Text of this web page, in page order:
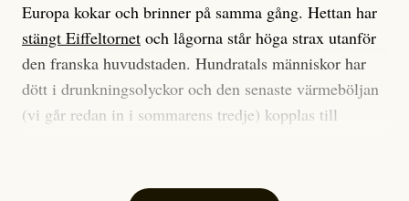
Europa kokar och brinner på samma gång. Hettan har
stängt Eiffeltornet och lågorna står höga strax utanför
den franska huvudstaden. Hundratals människor har
dött i drunkningsolyckor och den senaste värmeböljan
(vi går redan in i sommarens tredje) kopplas till
Har du också panik i hettan? Känns det som en